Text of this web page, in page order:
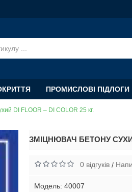
ПРОМИСЛОВІ ПІДЛОГИ
DI FLOOR – DI COLOR 25 кг.
ЗМІЦНЮВАЧ БЕТОНУ СУХИЙ
0 відгуків/
Модель: 40007